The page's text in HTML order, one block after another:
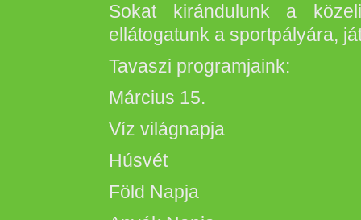
Sokat kirándulunk a
ellátogatunk a sportpályára,
Tavaszi programjaink:
Március 15.
Víz világnapja
Húsvét
Föld Napja